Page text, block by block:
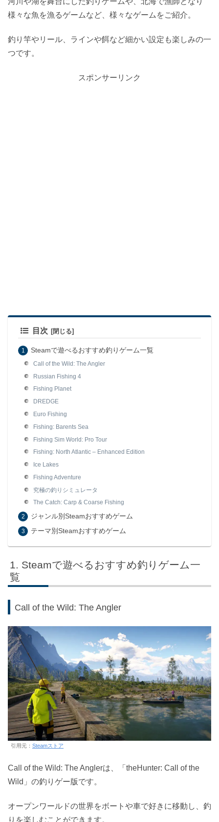
様々な魚を漁るゲームなど、様々なゲームをご紹介。
釣り竿やリール、ラインや餌など細かい設定も楽しみの一
つです。
スポンサーリンク
目次
Steamで遊べるおすすめ釣りゲーム一覧
Call of the Wild: The Angler
Russian Fishing 4
Fishing Planet
DREDGE
Euro Fishing
Fishing: Barents Sea
Fishing Sim World: Pro Tour
Fishing: North Atlantic – Enhanced Edition
Ice Lakes
Fishing Adventure
究極の釣りシミュレータ
The Catch: Carp & Coarse Fishing
ジャンル別Steamおすすめゲーム
テーマ別Steamおすすめゲーム
Steamで遊べるおすすめ釣りゲーム一
覧
Call of the Wild: The Angler
引用元： Steamストア
Call of the Wild: The Anglerは、「theHunter: Call of the
Wild」の釣りゲー版です。
オープンワールドの世界をボートや車で好きに移動し、釣
りを楽しむことができます。